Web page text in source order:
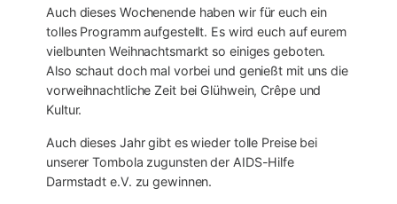
Auch dieses Wochenende haben wir für euch ein
tolles Programm aufgestellt. Es wird euch auf eurem
vielbunten Weihnachtsmarkt so einiges geboten.
Also schaut doch mal vorbei und genießt mit uns die
vorweihnachtliche Zeit bei Glühwein, Crêpe und
Kultur.
Auch dieses Jahr gibt es wieder tolle Preise bei
unserer Tombola zugunsten der AIDS-Hilfe
Darmstadt e.V. zu gewinnen.